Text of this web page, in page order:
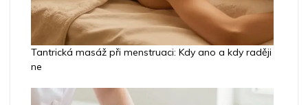
Tantrická masáž při menstruaci: Kdy ano a kdy raději
ne